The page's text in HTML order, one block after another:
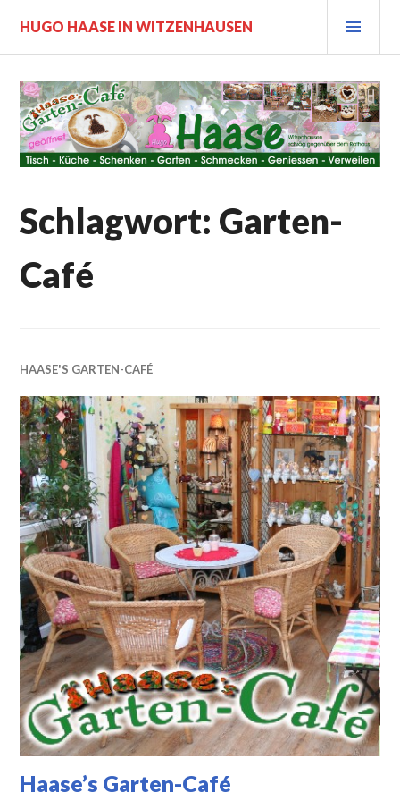
Inhalt
springen
HUGO HAASE IN WITZENHAUSEN
Schlagwort: Garten-
Café
HAASE'S GARTEN-CAFÉ
Haase’s Garten-Café